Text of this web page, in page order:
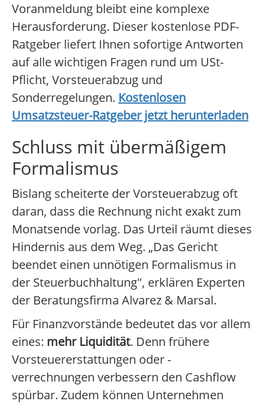
Voranmeldung bleibt eine komplexe
Herausforderung. Dieser kostenlose PDF-
Ratgeber liefert Ihnen sofortige Antworten
auf alle wichtigen Fragen rund um USt-
Pflicht, Vorsteuerabzug und
Sonderregelungen. Kostenlosen
Umsatzsteuer-Ratgeber jetzt herunterladen
Schluss mit übermäßigem
Formalismus
Bislang scheiterte der Vorsteuerabzug oft
daran, dass die Rechnung nicht exakt zum
Monatsende vorlag. Das Urteil räumt dieses
Hindernis aus dem Weg. „Das Gericht
beendet einen unnötigen Formalismus in
der Steuerbuchhaltung", erklären Experten
der Beratungsfirma Alvarez & Marsal.
Für Finanzvorstände bedeutet das vor allem
eines: mehr Liquidität. Denn frühere
Vorsteuererstattungen oder -
verrechnungen verbessern den Cashflow
spürbar. Zudem können Unternehmen